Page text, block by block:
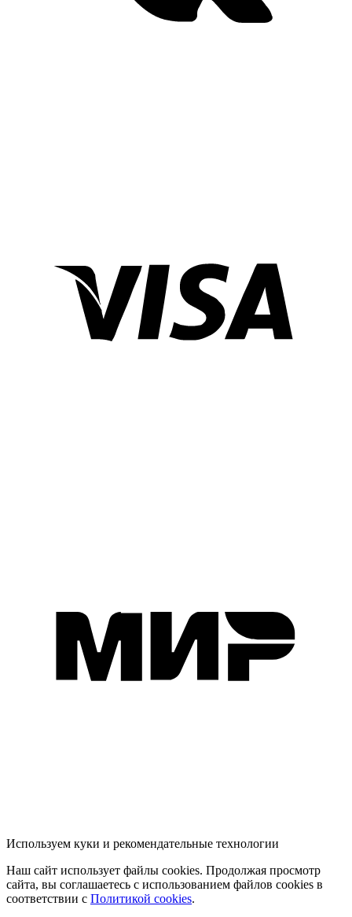
Используем куки и рекомендательные технологии
Наш сайт использует файлы cookies. Продолжая просмотр
сайта, вы соглашаетесь с использованием файлов cookies в
соответствии с Политикой cookies.